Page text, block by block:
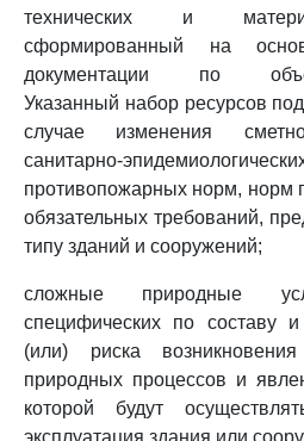
технических и
сформированный на
документации по
Указанный набор ресурсов
случае изменения
санитарно-
противопожарных норм, норм
обязательных требований,
типу зданий и сооружений;
сложные природные
специфических по составу
(или) риска
природных процессов и
которой будут
эксплуатация здания или